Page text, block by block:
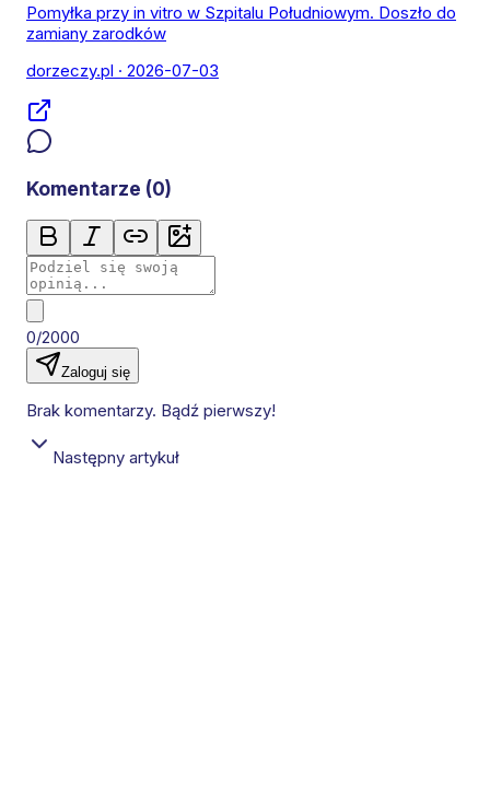
Pomyłka przy in vitro w Szpitalu Południowym. Doszło do
zamiany zarodków
dorzeczy.pl · 2026-07-03
Komentarze (0)
0/2000
Zaloguj się
Brak komentarzy. Bądź pierwszy!
Następny artykuł